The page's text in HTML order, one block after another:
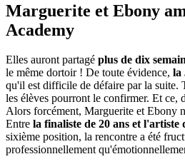
Marguerite et Ebony
Academy
Elles auront partagé plus de dix
le même dortoir ! De toute évidence, la
qu'il est difficile de défaire par la suite.
les élèves pourront le confirmer. Et ce,
Alors forcément, Marguerite et Ebony
Entre la finaliste de 20 ans et l'artiste
sixième position, la rencontre a été
professionnellement